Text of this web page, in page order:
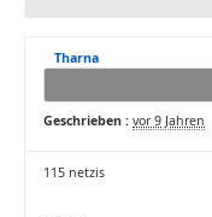
Tharna
Geschrieben : vor 9 Jahren
115 netzis